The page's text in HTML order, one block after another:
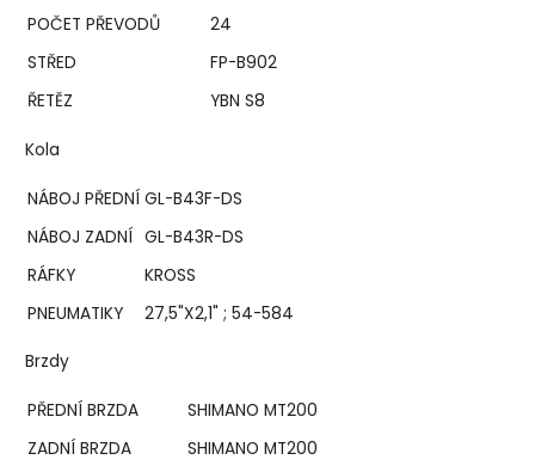
POČET PŘEVODŮ
24
STŘED
FP-B902
ŘETĚZ
YBN S8
Kola
NÁBOJ PŘEDNÍ GL-B43F-DS
NÁBOJ ZADNÍ GL-B43R-DS
RÁFKY
KROSS
PNEUMATIKY
27,5"X2,1" ; 54-584
Brzdy
PŘEDNÍ BRZDA
SHIMANO MT200
ZADNÍ BRZDA
SHIMANO MT200